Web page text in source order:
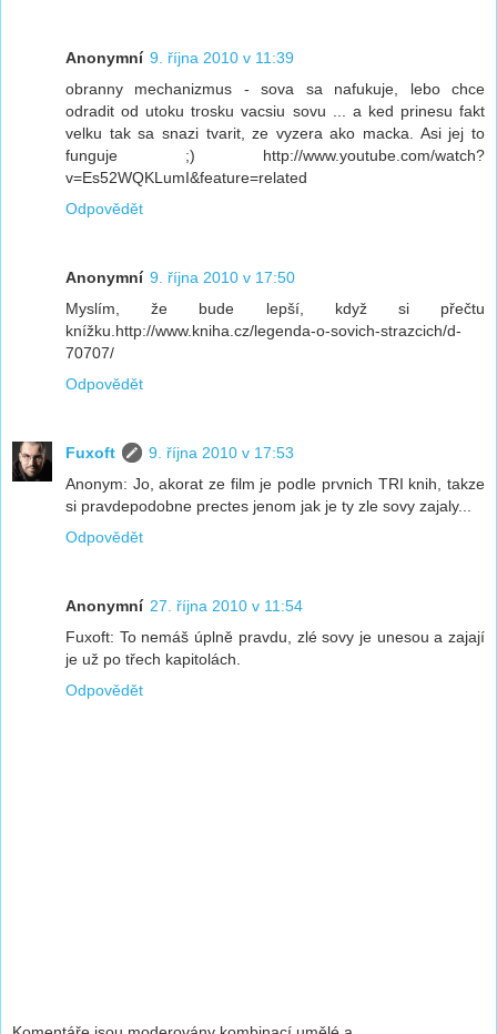
Anonymní 9. října 2010 v 11:39
obranny mechanizmus - sova sa nafukuje, lebo chce
odradit od utoku trosku vacsiu sovu ... a ked prinesu fakt
velku tak sa snazi tvarit, ze vyzera ako macka. Asi jej to
funguje ;) http://www.youtube.com/watch?
v=Es52WQKLumI&feature=related
Odpovědět
Anonymní 9. října 2010 v 17:50
Myslím, že bude lepší, když si přečtu
knížku.http://www.kniha.cz/legenda-o-sovich-strazcich/d-
70707/
Odpovědět
Fuxoft
9. října 2010 v 17:53
Anonym: Jo, akorat ze film je podle prvnich TRI knih, takze
si pravdepodobne prectes jenom jak je ty zle sovy zajaly...
Odpovědět
Anonymní 27. října 2010 v 11:54
Fuxoft: To nemáš úplně pravdu, zlé sovy je unesou a zajají
je už po třech kapitolách.
Odpovědět